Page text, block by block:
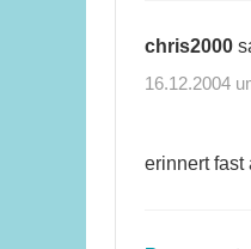
chris2000
16.12.2004
erinnert fast